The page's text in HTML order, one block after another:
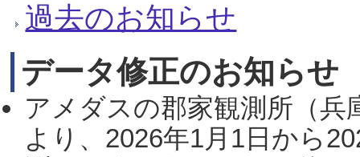
過去のお知らせ
データ修正のお知らせ
アメダスの郡家観測所（
より、2026年1月1日から